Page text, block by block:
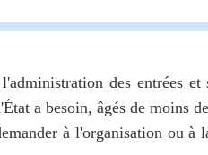
des entrées et
a besoin, âgés de moins
à l'organisation ou à